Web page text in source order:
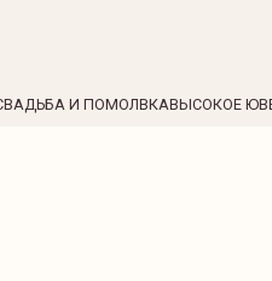
И ПОМОЛВКАВЫСОКОЕ